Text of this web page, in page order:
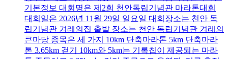
기본정보 대회명은 제2회 천안독립기념관 마라톤대회
대회일은 2026년 11월 29일 일요일 대회장소는 천안 독
립기념관 겨레의집 출발 장소는 천안 독립기념관 겨레의
큰마당 종목은 세 가지 10km 단축마라톤 5km 단축마라
톤 3.65km 걷기 10km와 5km는 기록칩이 제공되는 마라